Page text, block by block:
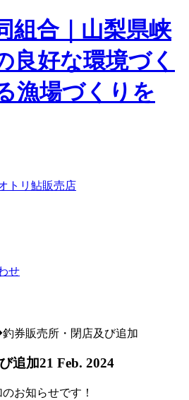
組合｜山梨県峡
良好な環境づく
漁場づくりを
トリ鮎販売店
せ
釣券販売所・閉店及び追加
追加21 Feb. 2024
お知らせです！